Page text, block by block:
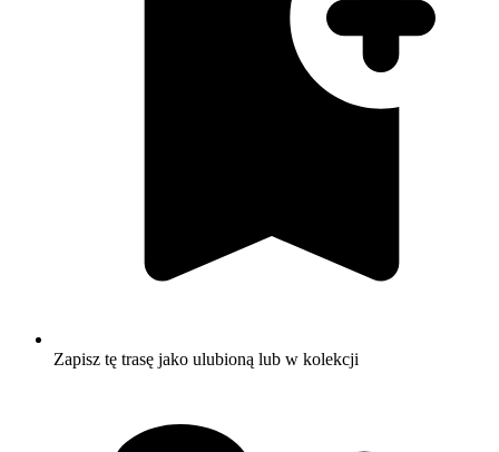
Zapisz tę trasę jako ulubioną lub w kolekcji